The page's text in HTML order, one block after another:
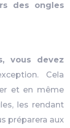
des ongles
vous devez
Cela
et en même
les rendant
préparera aux